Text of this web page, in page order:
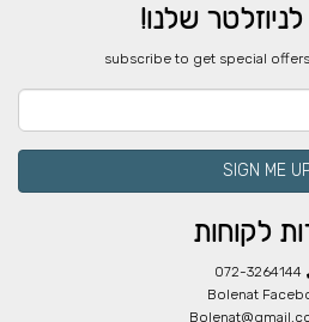
שלנו!
​subscribe to get special
לקוחות
072-3264144
Bolenat